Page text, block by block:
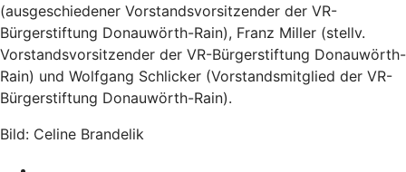
(ausgeschiedener Vorstandsvorsitzender der VR-
Bürgerstiftung Donauwörth-Rain), Franz Miller (stellv.
Vorstandsvorsitzender der VR-Bürgerstiftung Donauwörth-
Rain) und Wolfgang Schlicker (Vorstandsmitglied der VR-
Bürgerstiftung Donauwörth-Rain).
Bild: Celine Brandelik